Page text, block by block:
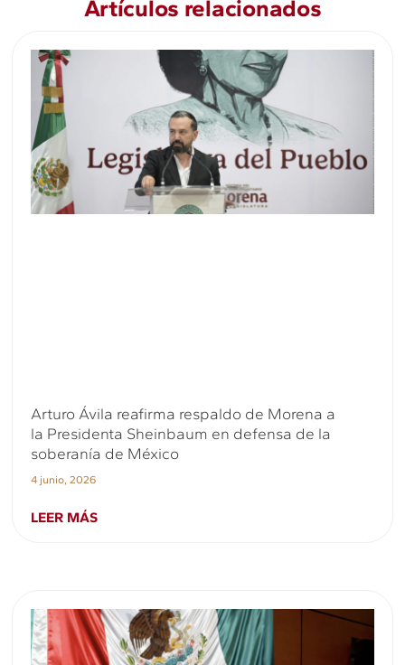
Artículos relacionados
Arturo Ávila reafirma respaldo de Morena a
la Presidenta Sheinbaum en defensa de la
soberanía de México
4 junio, 2026
LEER MÁS